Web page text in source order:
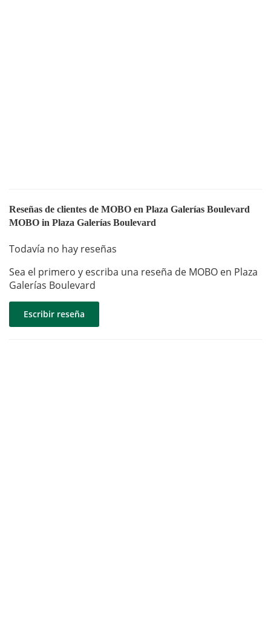
Reseñas de clientes de MOBO en Plaza Galerías Boulevard
MOBO in Plaza Galerías Boulevard
Todavía no hay reseñas
Sea el primero y escriba una reseña de MOBO en Plaza
Galerías Boulevard
Escribir reseña